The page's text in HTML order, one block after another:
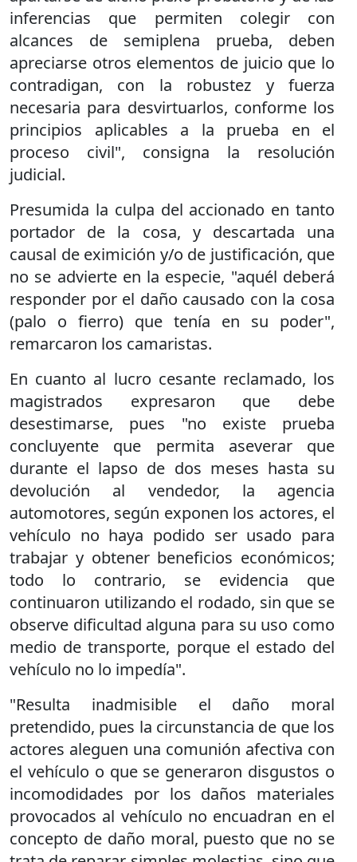
inferencias que permiten colegir con
alcances de semiplena prueba, deben
apreciarse otros elementos de juicio que lo
contradigan, con la robustez y fuerza
necesaria para desvirtuarlos, conforme los
principios aplicables a la prueba en el
proceso civil", consigna la resolución
judicial.
Presumida la culpa del accionado en tanto
portador de la cosa, y descartada una
causal de eximición y/o de justificación, que
no se advierte en la especie, "aquél deberá
responder por el daño causado con la cosa
(palo o fierro) que tenía en su poder",
remarcaron los camaristas.
En cuanto al lucro cesante reclamado, los
magistrados expresaron que debe
desestimarse, pues "no existe prueba
concluyente que permita aseverar que
durante el lapso de dos meses hasta su
devolución al vendedor, la agencia
automotores, según exponen los actores, el
vehículo no haya podido ser usado para
trabajar y obtener beneficios económicos;
todo lo contrario, se evidencia que
continuaron utilizando el rodado, sin que se
observe dificultad alguna para su uso como
medio de transporte, porque el estado del
vehículo no lo impedía".
"Resulta inadmisible el daño moral
pretendido, pues la circunstancia de que los
actores aleguen una comunión afectiva con
el vehículo o que se generaron disgustos o
incomodidades por los daños materiales
provocados al vehículo no encuadran en el
concepto de daño moral, puesto que no se